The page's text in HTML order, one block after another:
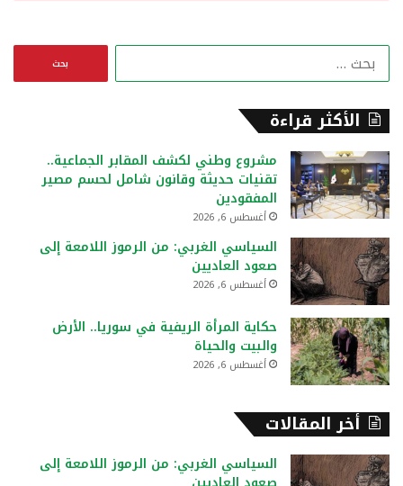
ن
الأكثر قراءة
مشروع وطني لكشف المقابر الجماعية..
تقنيات حديثة وقانون شامل لحسم مصير
المفقودين
أغسطس 6, 2026
السياسي الغربي: من الرموز اللامعة إلى
صعود العاديين
أغسطس 6, 2026
حكاية المرأة الريفية في سوريا.. الأرض
والبيت والحياة
أغسطس 6, 2026
أخر المقالات
السياسي الغربي: من الرموز اللامعة إلى